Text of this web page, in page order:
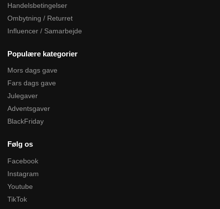
Handelsbetingelser
Ombytning / Returret
Influencer / Samarbejde
Populære kategorier
Mors dags gave
Fars dags gave
Julegaver
Adventsgaver
BlackFriday
Følg os
Facebook
Instagram
Youtube
TikTok